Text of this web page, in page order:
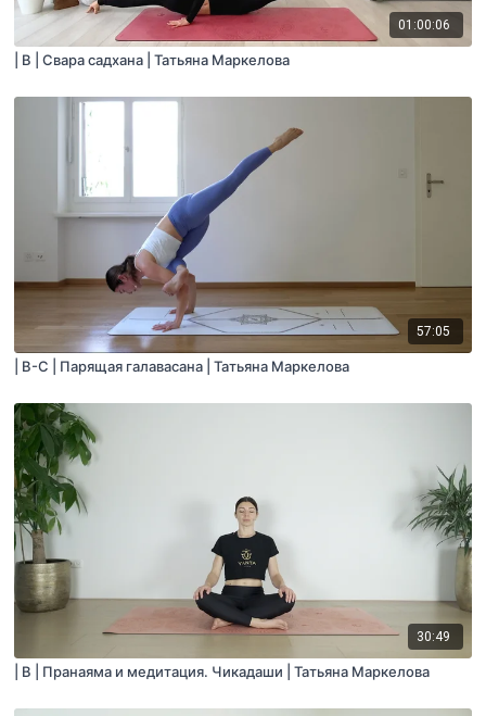
01:00:06
| B | Свара садхана | Татьяна Маркелова
57:05
| B-C | Парящая галавасана | Татьяна Маркелова
30:49
| B | Пранаяма и медитация. Чикадаши | Татьяна Маркелова